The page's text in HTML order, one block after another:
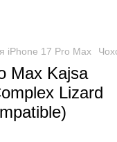
iPhone 17 Pro Max
Max Kajsa
Lizard